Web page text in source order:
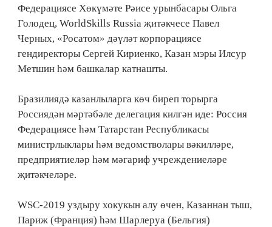
Федерациясе Хөкүмәте Рәисе урынбасары Ольга
Голодец, WorldSkills Russia җитәкчесе Павел
Черных, «Росатом» дәүләт корпорациясе
гендиректоры Сергей Кириенко, Казан мэры Илсур
Метшин һәм башкалар катнашты.
Бразилиядә казанлыларга көч биреп торырга
Россиядән мәртәбәле делегация килгән иде: Россия
Федерациясе һәм Татарстан Республикасы
министрлыклары һәм ведомстволары вәкилләре,
предприятиеләр һәм мәгариф учреждениеләре
җитәкчеләре.
WSC-2019 уздыру хокукын алу өчен, Казаннан тыш,
Париж (Франция) һәм Шарлеруа (Бельгия)